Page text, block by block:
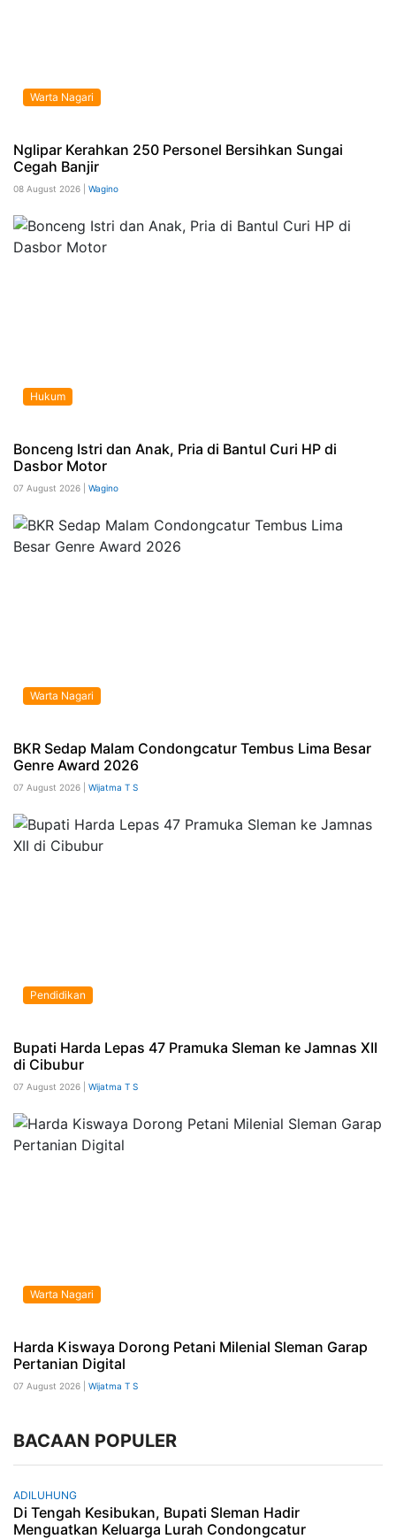
Warta Nagari
Nglipar Kerahkan 250 Personel Bersihkan Sungai
Cegah Banjir
08 August 2026 | Wagino
Hukum
Bonceng Istri dan Anak, Pria di Bantul Curi HP di
Dasbor Motor
07 August 2026 | Wagino
Warta Nagari
BKR Sedap Malam Condongcatur Tembus Lima Besar
Genre Award 2026
07 August 2026 | Wijatma T S
Pendidikan
Bupati Harda Lepas 47 Pramuka Sleman ke Jamnas XII
di Cibubur
07 August 2026 | Wijatma T S
Warta Nagari
Harda Kiswaya Dorong Petani Milenial Sleman Garap
Pertanian Digital
07 August 2026 | Wijatma T S
BACAAN POPULER
ADILUHUNG
Di Tengah Kesibukan, Bupati Sleman Hadir
Menguatkan Keluarga Lurah Condongcatur